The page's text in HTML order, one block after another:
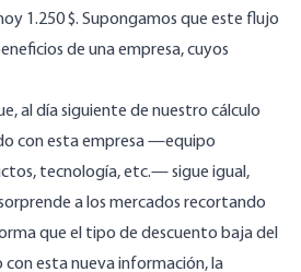
1.250 $. Supongamos que este flujo
de una empresa, cuyos
al día siguiente de nuestro cálculo
con esta empresa —equipo
tecnología, etc.— sigue igual,
a los mercados recortando
que el tipo de descuento baja del
con esta nueva información, la